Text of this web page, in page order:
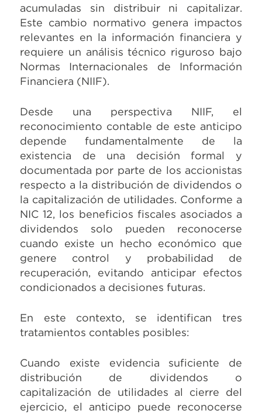
acumuladas sin distribuir ni capitalizar.
Este cambio normativo genera impactos
relevantes en la información financiera y
requiere un análisis técnico riguroso bajo
Normas Internacionales de Información
Financiera (NIIF).
Desde una perspectiva NIIF, el
reconocimiento contable de este anticipo
depende fundamentalmente de la
existencia de una decisión formal y
documentada por parte de los accionistas
respecto a la distribución de dividendos o
la capitalización de utilidades. Conforme a
NIC 12, los beneficios fiscales asociados a
dividendos solo pueden reconocerse
cuando existe un hecho económico que
genere control y probabilidad de
recuperación, evitando anticipar efectos
condicionados a decisiones futuras.
En este contexto, se identifican tres
tratamientos contables posibles:
Cuando existe evidencia suficiente de
distribución de dividendos o
capitalización de utilidades al cierre del
ejercicio, el anticipo puede reconocerse